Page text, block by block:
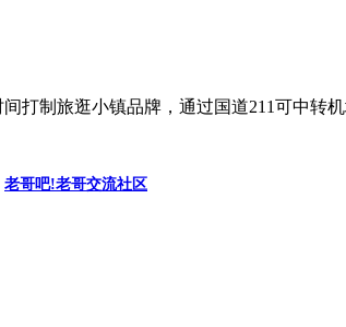
打制旅逛小镇品牌，通过国道211可中转
老哥吧!老哥交流社区